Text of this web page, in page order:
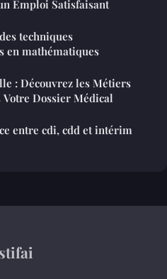
Emploi Satisfaisant
techniques
en mathématiques
: Découvrez les Métiers
Dossier Médical
entre cdi, cdd et intérim